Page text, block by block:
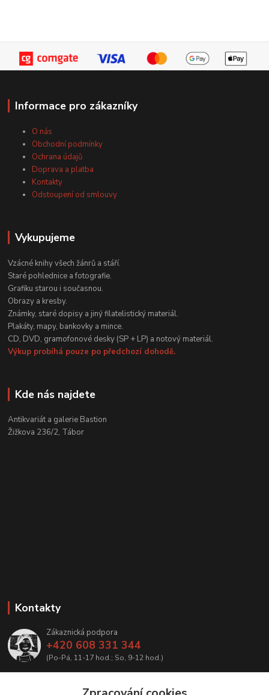
Informace pro zákazníky
O nás
Obchodní podmínky
Ochrana údajů
Doprava a platba
Kontakty
Odstoupení od smlouvy
Vykupujeme
Vzácné knihy všech žánrů a stáří.
Staré pohlednice a fotografie.
Grafiku starou i současnou.
Obrazy a kresby.
Známky, staré dopisy a jiný filatelistický materiál.
Plakáty, mapy, bankovky a mince.
CD, DVD, gramofonové desky (SP + LP) a notový materiál.
Výkup probíhá pouze po předchozí dohodě.
Kde nás najdete
Antikvariát a galerie Bastion
Žižkova 236/2, Tábor
Kontakty
Zákaznická podpora
+420 608 331 344
(Po-Pá, 11-17 hod.; So, 9-12 hod.)